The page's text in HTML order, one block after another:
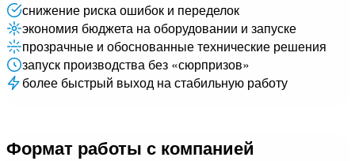
снижение риска ошибок и переделок
экономия бюджета на оборудовании и запуске
прозрачные и обоснованные технические решения
запуск производства без «сюрпризов»
более быстрый выход на стабильную работу
Формат работы с компанией